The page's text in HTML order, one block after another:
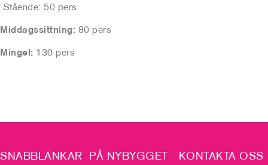
Stående: 50 pers
Middagssittning: 80 pers
Mingel: 130 pers
SNABBLÄNKAR PÅ NYBYGGET KONTAKTA OSS